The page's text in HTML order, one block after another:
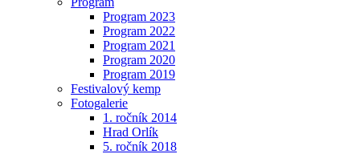
Program 2023
Program 2022
Program 2021
Program 2020
Program 2019
Festivalový kemp
Fotogalerie
1. ročník 2014
Hrad Orlík
5. ročník 2018